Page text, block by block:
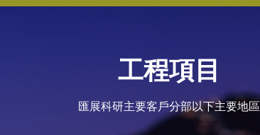
工程項目
匯展科研主要客戶分部以下主要地區